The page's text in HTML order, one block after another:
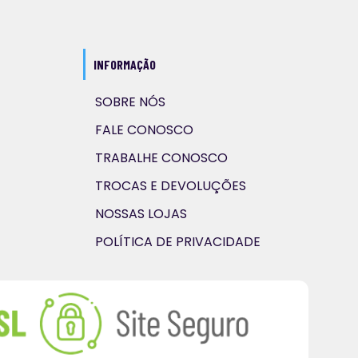
INFORMAÇÃO
SOBRE NÓS
FALE CONOSCO
TRABALHE CONOSCO
TROCAS E DEVOLUÇÕES
NOSSAS LOJAS
POLÍTICA DE PRIVACIDADE